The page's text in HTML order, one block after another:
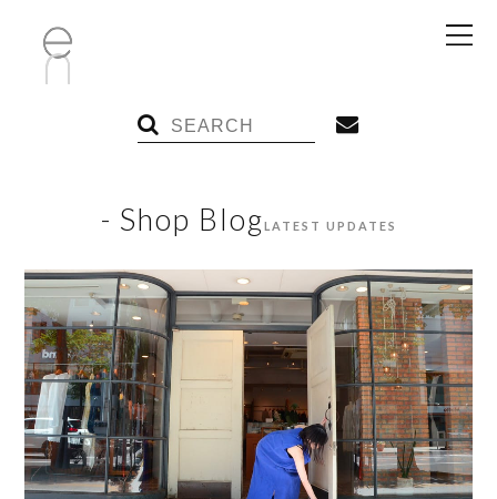
- Shop BlogLATEST UPDATES